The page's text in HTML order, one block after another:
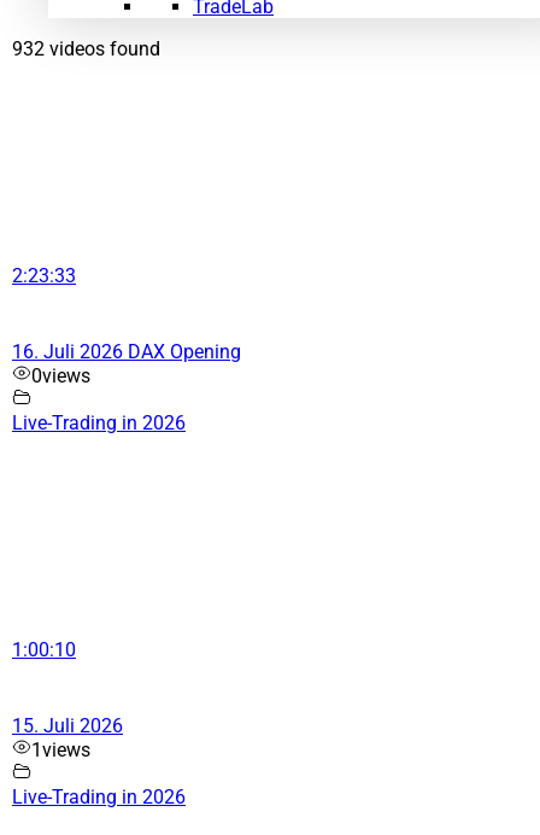
TradeLab
932 videos found
2:23:33
16. Juli 2026 DAX Opening
0views
Live-Trading in 2026
1:00:10
15. Juli 2026
1views
Live-Trading in 2026